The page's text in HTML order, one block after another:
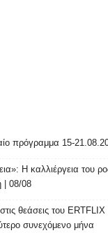
πρόγραμμα 15-
Η καλλιέργεια του
| 08/08
θεάσεις του ERTFLIX
συνεχόμενο μήνα